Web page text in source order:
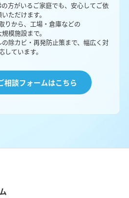
方がいるご家庭でも、安心してご依
ただけます。
りから、工場・倉庫などの
模施設まで。
除カビ・再発防止策まで、幅広く対
しています。
相談フォームはこちら